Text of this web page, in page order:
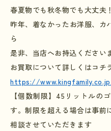
春夏物でも秋冬物でも大丈夫！
昨年、着なかったお洋服、カ
ら
是非、当店へお持込ください
お買取について詳しくはコ
https://
【個数制限】 45 リットルの
す。制限を超える場合は事前
相談させていただきます